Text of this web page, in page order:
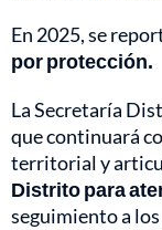
En 2025, se
por protección.
La Secretaría
que continuará
territorial y
Distrito para
seguimiento a